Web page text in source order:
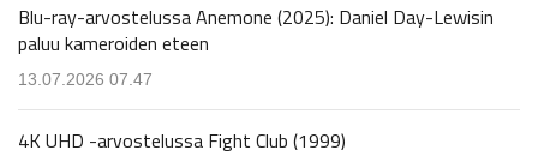
Blu-ray-arvostelussa Anemone (2025): Daniel Day-Lewisin
paluu kameroiden eteen
13.07.2026 07.47
4K UHD -arvostelussa Fight Club (1999)